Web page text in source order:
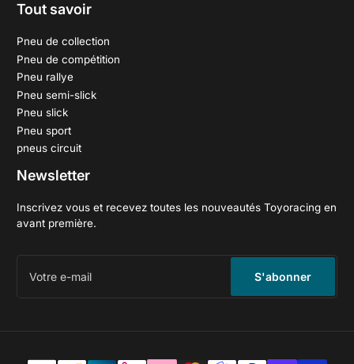
Tout savoir
Pneu de collection
Pneu de compétition
Pneu rallye
Pneu semi-slick
Pneu slick
Pneu sport
pneus circuit
Newsletter
Inscrivez vous et recevez toutes les nouveautés Toyoracing en
avant première.
S'abonner
Méthodes